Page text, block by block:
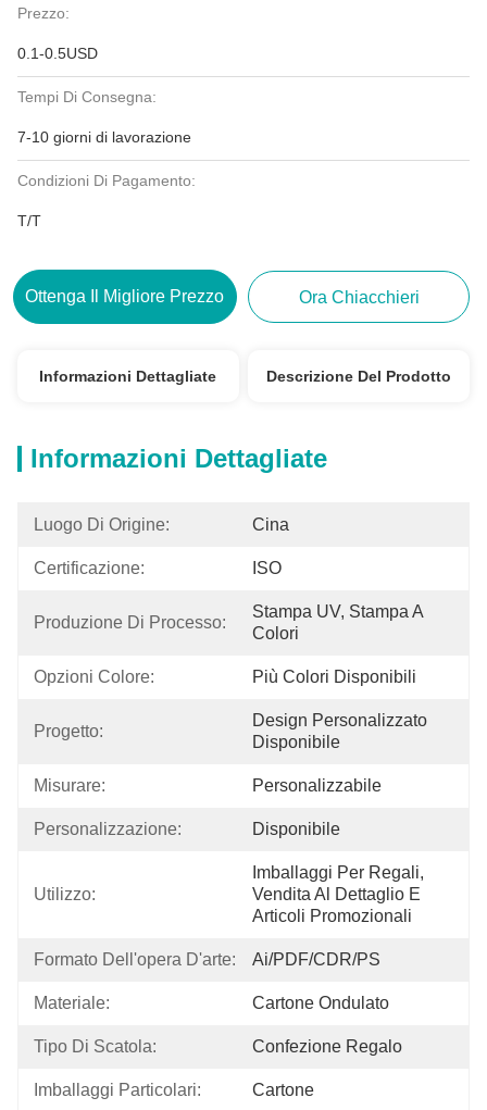
Prezzo:
0.1-0.5USD
Tempi Di Consegna:
7-10 giorni di lavorazione
Condizioni Di Pagamento:
T/T
Ottenga Il Migliore Prezzo Ora Chiacchieri
Informazioni Dettagliate Descrizione Del Prodotto
Informazioni Dettagliate
Luogo Di Origine: Cina
Certificazione: ISO
Produzione Di Processo:
Stampa UV, Stampa A
Colori
Opzioni Colore: Più Colori Disponibili
Progetto:
Design Personalizzato
Disponibile
Misurare: Personalizzabile
Personalizzazione: Disponibile
Utilizzo:
Imballaggi Per Regali,
Vendita Al Dettaglio E
Articoli Promozionali
Formato Dell'opera D'arte: Ai/PDF/CDR/PS
Materiale: Cartone Ondulato
Tipo Di Scatola: Confezione Regalo
Imballaggi Particolari: Cartone